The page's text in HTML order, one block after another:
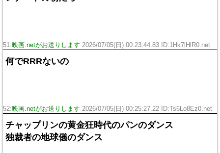
51:映画.netがお送りします 2026/07/05(日) 00:23:44.83 ID:1Hk7lHlR0.net
何でRRRないの
52:映画.netがお送りします 2026/07/05(日) 00:25:27.22 ID:Ts6Lo8Ez0.net
チャップリンの黄金狂時代のパンのダンス
独裁者の地球儀のダンス